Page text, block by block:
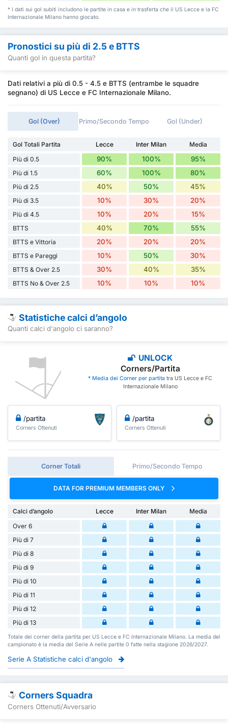
* I dati sui gol subiti includono le partite in casa e in trasferta che il US Lecce e la FC
Internazionale Milano hanno giocato.
Pronostici su più di 2.5 e BTTS
Quanti gol in questa partita?
Dati relativi a più di 0.5 - 4.5 e BTTS (entrambe le squadre
segnano) di US Lecce e FC Internazionale Milano.
Gol (Over) Primo/Secondo Tempo Gol (Under)
Gol Totali Partita Lecce Inter Milan
Media
Più di 0.5
90% 100% 95%
Più di 1.5 60% 100% 80%
Più di 2.5 40% 50% 45%
Più di 3.5 10% 30% 20%
Più di 4.5 10% 20% 15%
BTTS 40% 70% 55%
BTTS e Vittoria 20% 20% 20%
BTTS e Pareggi 10% 50% 30%
BTTS & Over 2.5 30% 40% 35%
BTTS No & Over 2.5 10% 10% 10%
Statistiche calci d’angolo
Quanti calci d'angolo ci saranno?
UNLOCK
Corners/Partita
* Media dei Corner per partita tra US Lecce e FC
Internazionale Milano
/partita
Corners Ottenuti
/partita
Corners Ottenuti
Corner Totali Primo/Secondo Tempo
DATA FOR PREMIUM MEMBERS ONLY
Calci d’angolo Lecce Inter Milan
Media
Over 6
Più di 7
Più di 8
Più di 9
Più di 10
Più di 11
Più di 12
Più di 13
Totale dei corner della partita per US Lecce e FC Internazionale Milano. La media del
campionato è la media del Serie A nelle partite 0 fatte nella stagione 2026/2027.
Serie A Statistiche calci d'angolo
Corners Squadra
Corners Ottenuti/Avversario